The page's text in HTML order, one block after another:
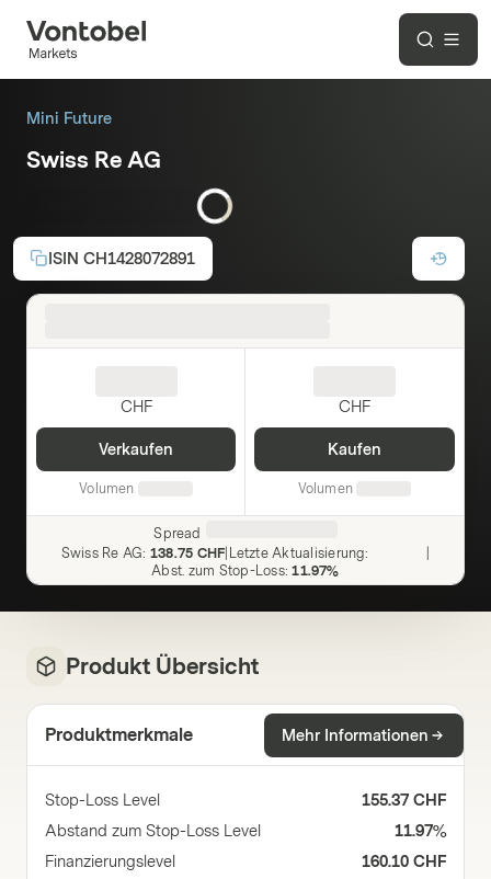
Mini Future
Swiss Re AG
ISIN CH1428072891
CHF
Verkaufen
Volumen
CHF
Kaufen
Volumen
Spread
Swiss Re AG: 138.75 CHF Letzte Aktualisierung:
Abst. zum Stop-Loss: 11.97%
Produkt Übersicht
Produktmerkmale Mehr Informationen
Stop-Loss Level
155.37 CHF
Abstand zum Stop-Loss Level
11.97%
Finanzierungslevel
160.10 CHF